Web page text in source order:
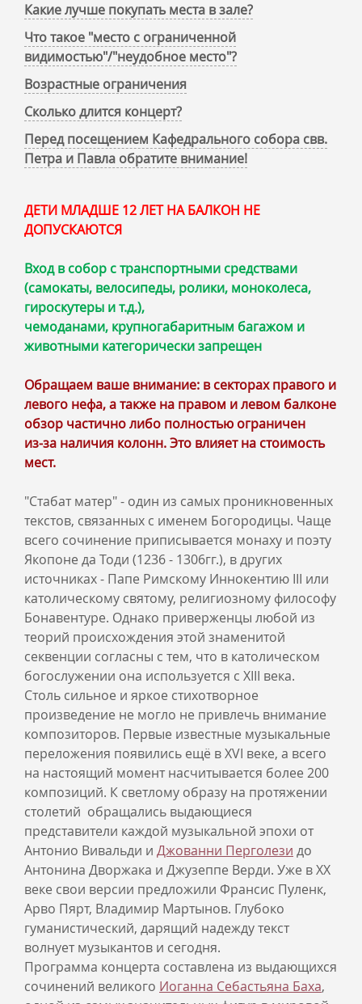
Какие лучше покупать места в зале?
Что такое "место с ограниченной
видимостью"/"неудобное место"?
Возрастные ограничения
Сколько длится концерт?
Перед посещением Кафедрального собора свв.
Петра и Павла обратите внимание!
ДЕТИ МЛАДШЕ 12 ЛЕТ НА БАЛКОН НЕ
ДОПУСКАЮТСЯ
Вход в собор с транспортными средствами
(самокаты, велосипеды, ролики, моноколеса,
гироскутеры и т.д.),
чемоданами, крупногабаритным багажом и
животными категорически запрещен
Обращаем ваше внимание: в секторах правого и
левого нефа, а также на правом и левом балконе
обзор частично либо полностью ограничен
из‑за наличия колонн. Это влияет на стоимость
мест.
"Стабат матер" - один из самых проникновенных
текстов, связанных с именем Богородицы. Чаще
всего сочинение приписывается монаху и поэту
Якопоне да Тоди (1236 - 1306гг.), в других
источниках - Папе Римскому Иннокентию III или
католическому святому, религиозному философу
Бонавентуре. Однако приверженцы любой из
теорий происхождения этой знаменитой
секвенции согласны с тем, что в католическом
богослужении она используется с XIII века.
Столь сильное и яркое стихотворное
произведение не могло не привлечь внимание
композиторов. Первые известные музыкальные
переложения появились ещё в XVI веке, а всего
на настоящий момент насчитывается более 200
композиций. К светлому образу на протяжении
столетий обращались выдающиеся
представители каждой музыкальной эпохи от
Антонио Вивальди и Джованни Перголези до
Антонина Дворжака и Джузеппе Верди. Уже в ХХ
веке свои версии предложили Франсис Пуленк,
Арво Пярт, Владимир Мартынов. Глубоко
гуманистический, дарящий надежду текст
волнует музыкантов и сегодня.
Программа концерта составлена из выдающихся
сочинений великого Иоганна Себастьяна Баха,